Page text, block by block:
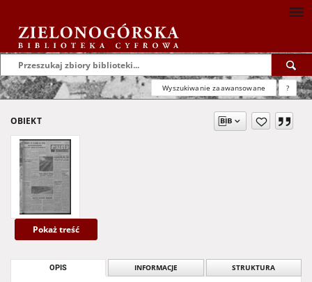
Wyszukiwanie zaawansowane ?
OBIEKT
Pokaż treść
OPIS INFORMACJE STRUKTURA